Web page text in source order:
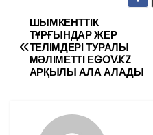
e
b
o
k
er l
в
и
Н
а
ШЫМКЕНТТІК
ТҰРҒЫНДАР ЖЕР
ТЕЛІМДЕРІ ТУРАЛЫ
МӘЛІМЕТТІ ЕGOV.KZ
АРҚЫЛЫ АЛА АЛАДЫ